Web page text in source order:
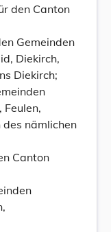
den Canton
Gemeinden
Diekirch,
Diekirch;
Feulen,
nämlichen
Canton